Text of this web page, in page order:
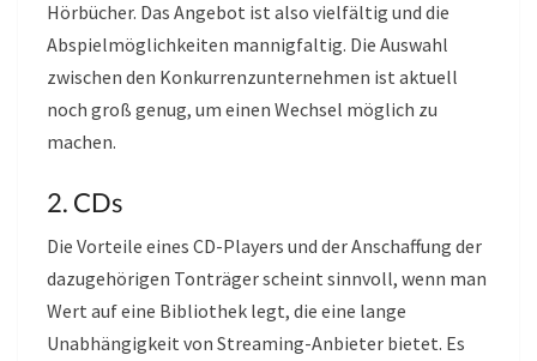
Hörbücher. Das Angebot ist also vielfältig und die
Abspielmöglichkeiten mannigfaltig. Die Auswahl
zwischen den Konkurrenzunternehmen ist aktuell
noch groß genug, um einen Wechsel möglich zu
machen.
2. CDs
Die Vorteile eines CD-Players und der Anschaffung der
dazugehörigen Tonträger scheint sinnvoll, wenn man
Wert auf eine Bibliothek legt, die eine lange
Unabhängigkeit von Streaming-Anbieter bietet. Es